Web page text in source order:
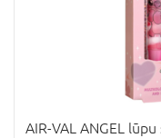
AIR-VAL ANGEL